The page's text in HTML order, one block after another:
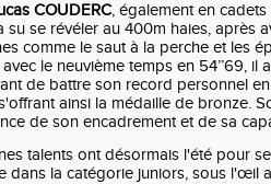
COUDERC, également en
su se révéler au 400m haies, après
comme le saut à la perche et les
le neuvième temps en 54’’69, il
de battre son record personnel
s'offrant ainsi la médaille de bronze.
de son encadrement et de sa
talents ont désormais l'été pour
dans la catégorie juniors, sous l'œil